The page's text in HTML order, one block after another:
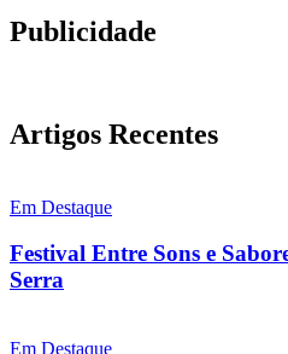
Publicidade
Artigos Recentes
Em Destaque
Festival Entre Sons e
Serra
Em Destaque